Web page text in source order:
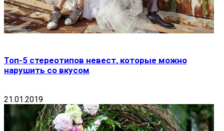
Топ-5 стереотипов невест, которые можно
нарушить со вкусом
21.01.2019